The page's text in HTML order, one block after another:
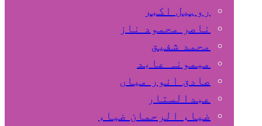
روہیل اکبر
ناصر محمود ناز
محمد شفیق
میمونہ عابد
صادق انور میاں
عبدالستار
ضیاء الرحمان ضیاء